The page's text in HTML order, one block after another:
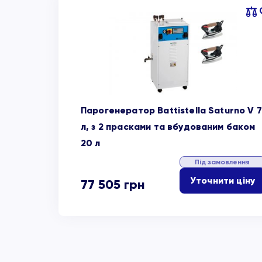
Парогенератор Battistella Saturno V 7
л, з 2 прасками та вбудованим баком
20 л
77 505 грн
Під замовлення
Уточнити ціну